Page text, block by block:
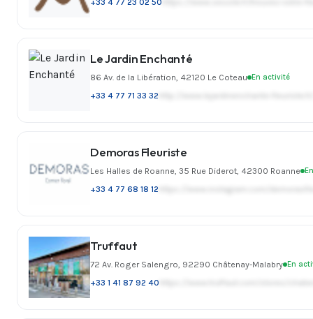
+33 4 77 23 02 50
Le Jardin Enchanté
86 Av. de la Libération, 42120 Le Coteau En activité
+33 4 77 71 33 32
Demoras Fleuriste
Les Halles de Roanne, 35 Rue Diderot, 42300 Roanne
+33 4 77 68 18 12
Truffaut
72 Av. Roger Salengro, 92290 Châtenay-Malabry En
+33 1 41 87 92 40